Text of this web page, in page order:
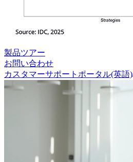
製品ツアー
お問い合わせ
カスタマーサポートポータル(英語)